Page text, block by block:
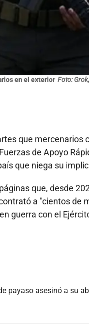
en el exterior Foto:
que mercenarios
de Apoyo
que niega su
que, desde
a "cientos
guerra con el
payaso asesinó a su